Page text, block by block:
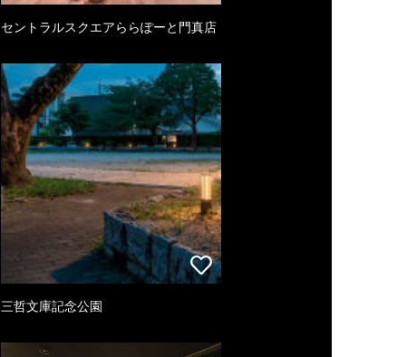
セントラルスクエアららぽーと門真店
三哲文庫記念公園